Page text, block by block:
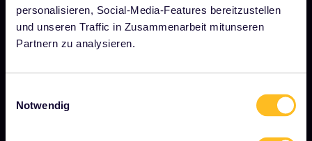
personalisieren, Social-Media-Features bereitzustellen
und unseren Traffic in Zusammenarbeit mitunseren
Partnern zu analysieren.
Notwendig
Stellenangebote
Pressebereich